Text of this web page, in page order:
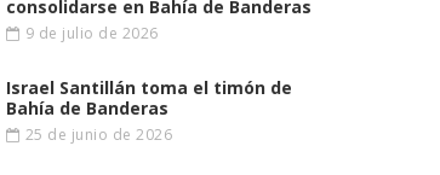
consolidarse en Bahía de Banderas
9 de julio de 2026
Israel Santillán toma el timón de
Bahía de Banderas
25 de junio de 2026